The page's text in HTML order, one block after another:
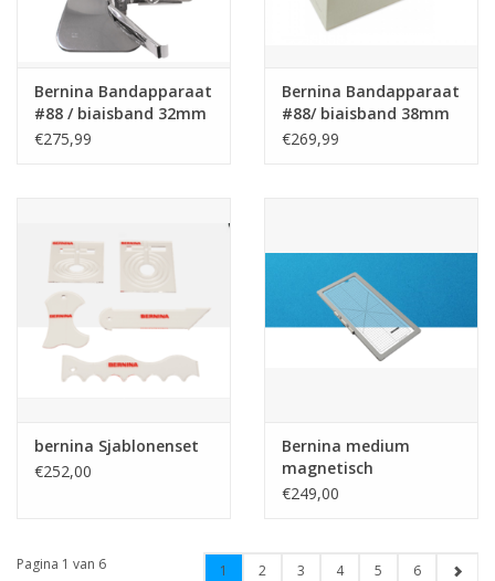
Bernina Bandapparaat
#88 / biaisband 32mm
€275,99
Bernina Bandapparaat
#88/ biaisband 38mm
€269,99
bernina Sjablonenset
€252,00
Bernina medium
magnetisch
borduurraam 165 x
€249,00
Pagina 1 van 6 1 2 3 4 5 6